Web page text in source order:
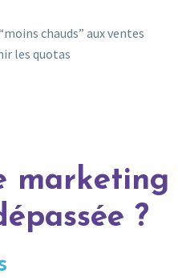
chauds” aux ventes
les quotas
marketing
?